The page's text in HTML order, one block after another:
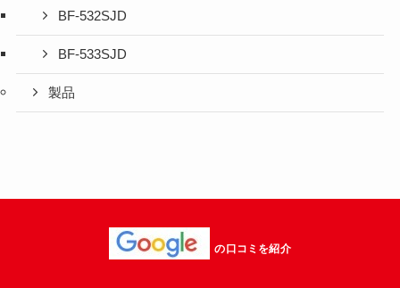
BF-532SJD
BF-533SJD
製品
の口コミを紹介